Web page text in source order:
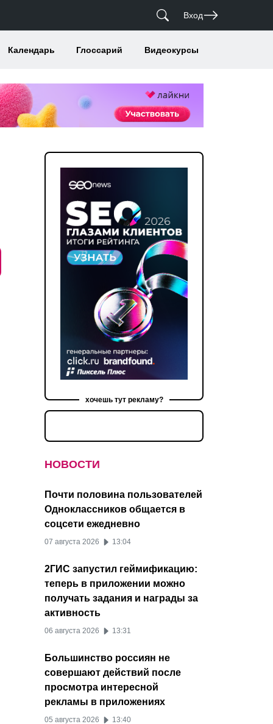
Вход
Календарь Глоссарий Видеокурсы
хочешь тут рекламу?
НОВОСТИ
Почти половина пользователей
Одноклассников общается в
соцсети ежедневно
07 августа 2026 13:04
2ГИС запустил геймификацию:
теперь в приложении можно
получать задания и награды за
активность
06 августа 2026 13:31
Большинство россиян не
совершают действий после
просмотра интересной
рекламы в приложениях
05 августа 2026 13:40